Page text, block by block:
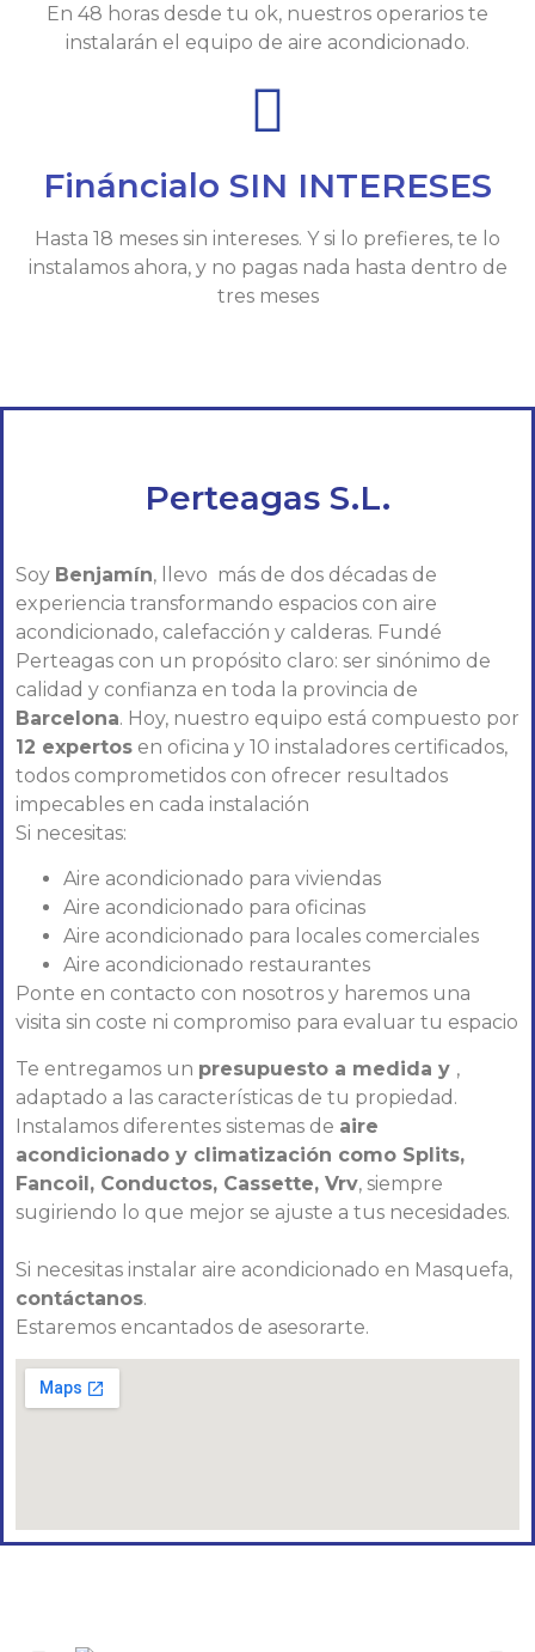
En 48 horas desde tu ok, nuestros operarios te
instalarán el equipo de aire acondicionado.
Fináncialo SIN INTERESES
Hasta 18 meses sin intereses. Y si lo prefieres, te lo
instalamos ahora, y no pagas nada hasta dentro de
tres meses
Perteagas S.L.
Soy Benjamín, llevo más de dos décadas de
experiencia transformando espacios con aire
acondicionado, calefacción y calderas. Fundé
Perteagas con un propósito claro: ser sinónimo de
calidad y confianza en toda la provincia de
Barcelona. Hoy, nuestro equipo está compuesto por
12 expertos en oficina y 10 instaladores certificados,
todos comprometidos con ofrecer resultados
impecables en cada instalación
Si necesitas:
Aire acondicionado para viviendas
Aire acondicionado para oficinas
Aire acondicionado para locales comerciales
Aire acondicionado restaurantes
Ponte en contacto con nosotros y haremos una
visita sin coste ni compromiso para evaluar tu espacio
Te entregamos un presupuesto a medida y ,
adaptado a las características de tu propiedad.
Instalamos diferentes sistemas de aire
acondicionado y climatización como Splits,
Fancoil, Conductos, Cassette, Vrv, siempre
sugiriendo lo que mejor se ajuste a tus necesidades.
Si necesitas instalar aire acondicionado en Masquefa,
contáctanos.
Estaremos encantados de asesorarte.